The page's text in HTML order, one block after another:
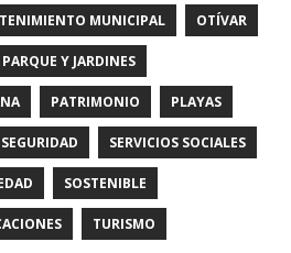
MUNICIPAL OTÍVAR
PARQUE Y JARDINES
PATRIMONIO PLAYAS
SEGURIDAD SERVICIOS SOCIALES
SOSTENIBLE
TURISMO